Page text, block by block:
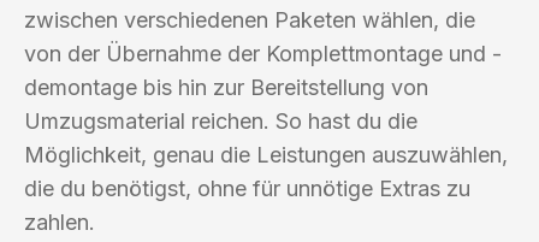
zwischen verschiedenen Paketen wählen, die
von der Übernahme der Komplettmontage und -
demontage bis hin zur Bereitstellung von
Umzugsmaterial reichen. So hast du die
Möglichkeit, genau die Leistungen auszuwählen,
die du benötigst, ohne für unnötige Extras zu
zahlen.